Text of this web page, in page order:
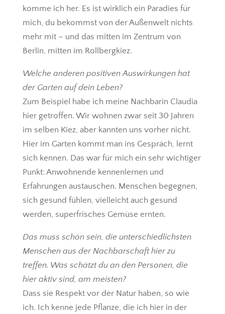
komme ich her. Es ist wirklich ein Paradies für
mich, du bekommst von der Außenwelt nichts
mehr mit – und das mitten im Zentrum von
Berlin, mitten im Rollbergkiez.
Welche anderen positiven Auswirkungen hat
der Garten auf dein Leben?
Zum Beispiel habe ich meine Nachbarin Claudia
hier getroffen. Wir wohnen zwar seit 30 Jahren
im selben Kiez, aber kannten uns vorher nicht.
Hier im Garten kommt man ins Gespräch, lernt
sich kennen. Das war für mich ein sehr wichtiger
Punkt: Anwohnende kennenlernen und
Erfahrungen austauschen. Menschen begegnen,
sich gesund fühlen, vielleicht auch gesund
werden, superfrisches Gemüse ernten.
Das muss schön sein, die unterschiedlichsten
Menschen aus der Nachbarschaft hier zu
treffen. Was schätzt du an den Personen, die
hier aktiv sind, am meisten?
Dass sie Respekt vor der Natur haben, so wie
ich. Ich kenne jede Pflanze, die ich hier in der